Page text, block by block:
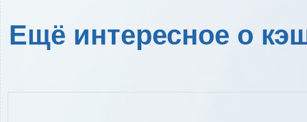
Ещё интересное о